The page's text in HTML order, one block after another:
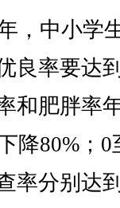
中小学
良率要达
和肥胖率
降80%；0
率分别达